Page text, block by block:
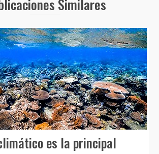
Similares
es la principal